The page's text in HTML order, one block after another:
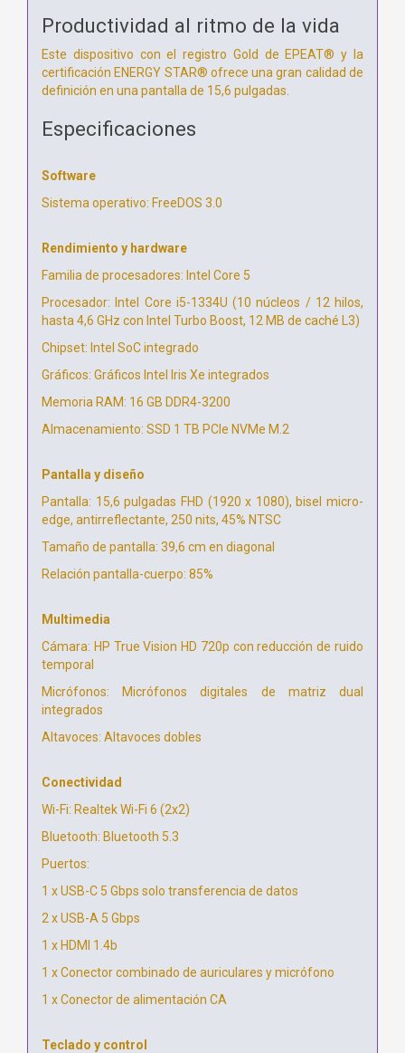
Productividad al ritmo de la vida
Este dispositivo con el registro Gold de EPEAT® y la
certificación ENERGY STAR® ofrece una gran calidad de
definición en una pantalla de 15,6 pulgadas.
Especificaciones
Software
Sistema operativo: FreeDOS 3.0
Rendimiento y hardware
Familia de procesadores: Intel Core 5
Procesador: Intel Core i5-1334U (10 núcleos / 12 hilos,
hasta 4,6 GHz con Intel Turbo Boost, 12 MB de caché L3)
Chipset: Intel SoC integrado
Gráficos: Gráficos Intel Iris Xe integrados
Memoria RAM: 16 GB DDR4-3200
Almacenamiento: SSD 1 TB PCIe NVMe M.2
Pantalla y diseño
Pantalla: 15,6 pulgadas FHD (1920 x 1080), bisel micro-
edge, antirreflectante, 250 nits, 45% NTSC
Tamaño de pantalla: 39,6 cm en diagonal
Relación pantalla-cuerpo: 85%
Multimedia
Cámara: HP True Vision HD 720p con reducción de ruido
temporal
Micrófonos: Micrófonos digitales de matriz dual
integrados
Altavoces: Altavoces dobles
Conectividad
Wi-Fi: Realtek Wi-Fi 6 (2x2)
Bluetooth: Bluetooth 5.3
Puertos:
1 x USB-C 5 Gbps solo transferencia de datos
2 x USB-A 5 Gbps
1 x HDMI 1.4b
1 x Conector combinado de auriculares y micrófono
1 x Conector de alimentación CA
Teclado y control